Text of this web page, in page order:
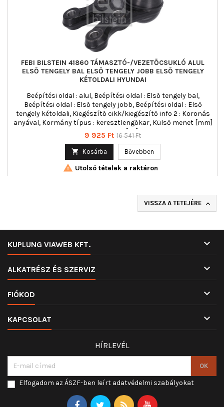
FEBI BILSTEIN 41860 TÁMASZTÓ-/VEZETŐCSUKLÓ ALUL
ELSŐ TENGELY BAL ELSŐ TENGELY JOBB ELSŐ TENGELY
KÉTOLDALI HYUNDAI
Beépítési oldal : alul, Beépítési oldal : Első tengely bal,
Beépítési oldal : Első tengely jobb, Beépítési oldal : Első
tengely kétoldali, Kiegészítő cikk/kiegészítő info 2 : Koronás
anyával, Kormány típus : keresztlengőkar, Külső menet [mm]
: M16 x 1,5, Tömeg [kg] : 1,38
Ár
9 925 Ft Normál
16 541 Ft
 Kosárba Bővebben
 Utolsó tételek a raktáron
VISSZA A TETEJÉRE 
KUPLUNG VIAWEB KFT. 
ALKATRÉSZ ÉS SZERVIZ 
FIÓKOD 
KAPCSOLAT 
HÍRLEVÉL
Elfogadom az ÁSZF-ben leírt adatvédelmi szabályokat